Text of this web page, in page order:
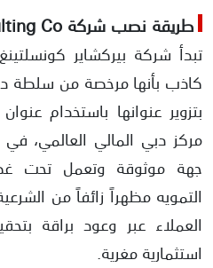
طريقة نصب شركة Berkshire Consulting Co
تبدأ شركة بيركشاير
كاذب بأنها مرخصة من سلطة
بتزوير عنوانها باستخدام
مركز دبي المالي العالمي، في
جهة موثوقة وتعمل تحت
التمويه مظهراً زائفاً من
العملاء عبر وعود براقة
استثمارية مغرية.